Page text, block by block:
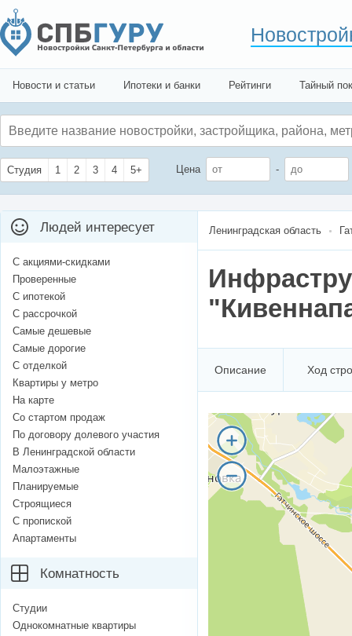
Новости и статьи Ипотеки и банки Рейтинги Тайный
Студия 1 2 3 4 5+ Цена -
Ленинградская область
Описание Ход
Людей интересует
С акциями-скидками
Проверенные
С ипотекой
С рассрочкой
Самые дешевые
Самые дорогие
С отделкой
Квартиры у метро
На карте
Со стартом продаж
По договору долевого участия
В Ленинградской области
Малоэтажные
Планируемые
Строящиеся
С пропиской
Апартаменты
Комнатность
Студии
Однокомнатные квартиры